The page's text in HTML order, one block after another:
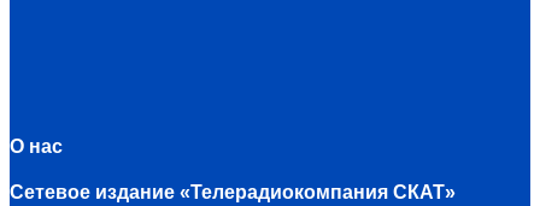
О нас
Сетевое издание «Телерадиокомпания СКАТ»